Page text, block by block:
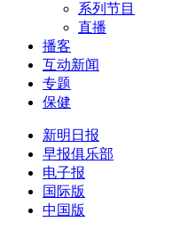
系列节目
直播
播客
互动新闻
专题
保健
新明日报
早报俱乐部
电子报
国际版
中国版